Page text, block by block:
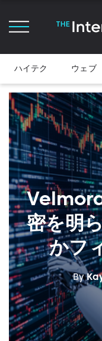
ハイテク ウェブ
密を明
かフ
By